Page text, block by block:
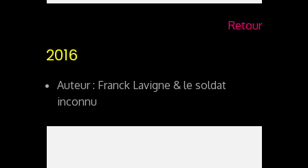
Retour
2016
Auteur : Franck Lavigne & le soldat
inconnu